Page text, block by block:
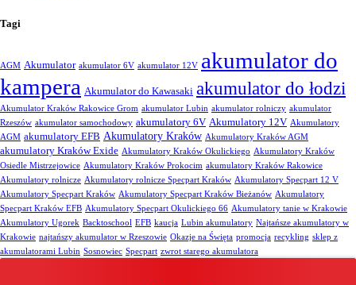
Tagi
AGM Akumulator akumulator 6V akumulator 12V akumulator do
kampera Akumulator do Kawasaki akumulator do łodzi
Akumulator Kraków Rakowice Grom akumulator Lubin akumulator rolniczy akumulator
Rzeszów akumulator samochodowy akumulatory 6V Akumulatory 12V Akumulatory
AGM akumulatory EFB Akumulatory Kraków Akumulatory Kraków AGM
akumulatory Kraków Exide Akumulatory Kraków Okulickiego Akumulatory Kraków
Osiedle Mistrzejowice Akumulatory Kraków Prokocim akumulatory Kraków Rakowice
Akumulatory rolnicze Akumulatory rolnicze Specpart Kraków Akumulatory Specpart 12 V
Akumulatory Specpart Kraków Akumulatory Specpart Kraków Bieżanów Akumulatory
Specpart Kraków EFB Akumulatory Specpart Okulickiego 66 Akumulatory tanie w Krakowie
Akumulatory Ugorek Backtoschool EFB kaucja Lubin akumulatory Najtańsze akumulatory w
Krakowie najtańszy akumulator w Rzeszowie Okazje na Święta promocja recykling sklep z
akumulatorami Lubin Sosnowiec Specpart zwrot starego akumulatora